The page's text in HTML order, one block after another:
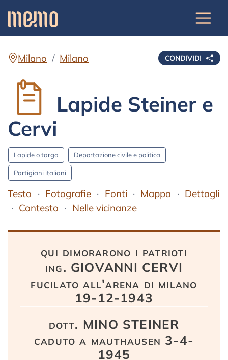
CONDIVIDI
Milano Milano
Lapide Steiner e
Cervi
Lapide o targa Deportazione civile e politica
Partigiani italiani
Testo Fotografie Fonti Mappa
Dettagli
Contesto
Nelle vicinanze
qui dimorarono i patrioti
ing. GIOVANNI CERVI
fucilato all'arena di milano
19-12-1943
dott. MINO STEINER
caduto a mauthausen 3-4-
1945